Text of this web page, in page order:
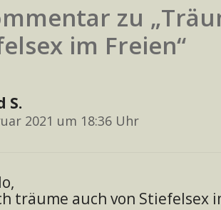
zu
im Freien“
S.
2021 um 18:36 Uhr
träume auch von Stiefelsex